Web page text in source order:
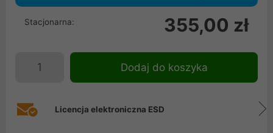
Stacjonarna: 355,00 zł
Dodaj do koszyka
Licencja elektroniczna ESD